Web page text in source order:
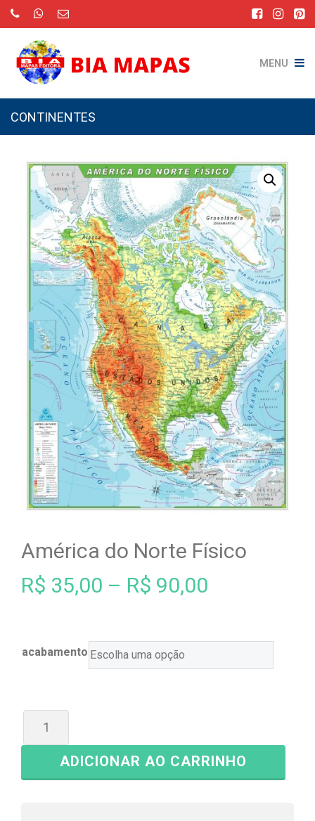
MENU
CONTINENTES
América do Norte Físico
R$ 35,00 – R$ 90,00
acabamento
ADICIONAR AO CARRINHO